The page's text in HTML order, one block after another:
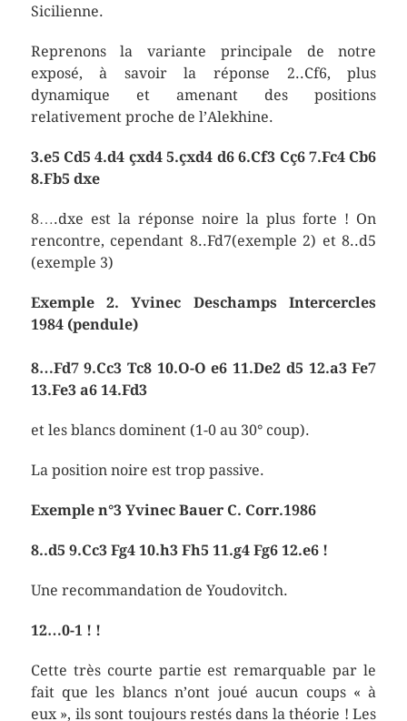
Sicilienne.
Reprenons la variante principale de notre
exposé, à savoir la réponse 2..Cf6, plus
dynamique et amenant des positions
relativement proche de l’Alekhine.
3.e5 Cd5 4.d4 çxd4 5.çxd4 d6 6.Cf3 Cç6 7.Fc4 Cb6
8.Fb5 dxe
8….dxe est la réponse noire la plus forte ! On
rencontre, cependant 8..Fd7(exemple 2) et 8..d5
(exemple 3)
Exemple 2. Yvinec Deschamps Intercercles
1984 (pendule)
8…Fd7 9.Cc3 Tc8 10.O-O e6 11.De2 d5 12.a3 Fe7
13.Fe3 a6 14.Fd3
et les blancs dominent (1-0 au 30° coup).
La position noire est trop passive.
Exemple n°3 Yvinec Bauer C. Corr.1986
8..d5 9.Cc3 Fg4 10.h3 Fh5 11.g4 Fg6 12.e6 !
Une recommandation de Youdovitch.
12…0-1 ! !
Cette très courte partie est remarquable par le
fait que les blancs n’ont joué aucun coups « à
eux », ils sont toujours restés dans la théorie ! Les